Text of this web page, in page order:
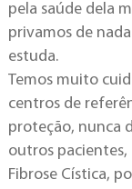
pela saúde dela
privamos de
estuda.
Temos muito
centros de
proteção, nunca
outros
Fibrose Cística,